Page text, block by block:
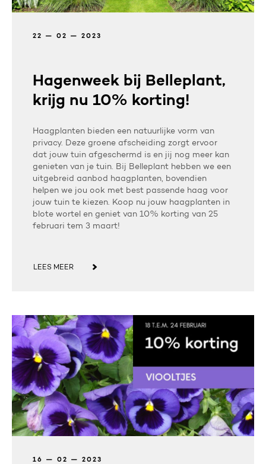
22 — 02 — 2023
Hagenweek bij Belleplant,
krijg nu 10% korting!
Haagplanten bieden een natuurlijke vorm van
privacy. Deze groene afscheiding zorgt ervoor
dat jouw tuin afgeschermd is en jij nog meer kan
genieten van je tuin. Bij Belleplant hebben we een
uitgebreid aanbod haagplanten, bovendien
helpen we jou ook met best passende haag voor
jouw tuin te kiezen. Koop nu jouw haagplanten in
blote wortel en geniet van 10% korting van 25
februari tem 3 maart!
LEES MEER
16 — 02 — 2023